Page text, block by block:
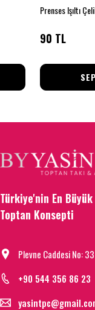
Prenses Işıltı
90 TL
Türkiye'nin En Büyük
Toptan Konsepti
Plevne Caddesi No:
+90 544 356 86 23